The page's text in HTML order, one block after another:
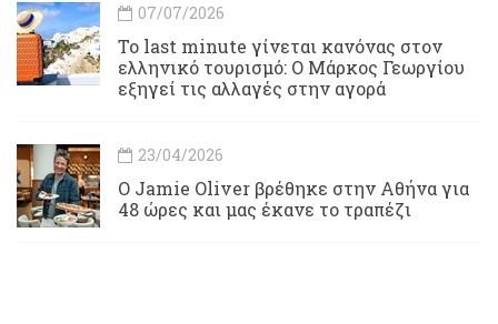
07/07/2026
Το last minute γίνεται κανόνας στον
ελληνικό τουρισμό: Ο Μάρκος Γεωργίου
εξηγεί τις αλλαγές στην αγορά
23/04/2026
Ο Jamie Oliver βρέθηκε στην Αθήνα για
48 ώρες και μας έκανε το τραπέζι